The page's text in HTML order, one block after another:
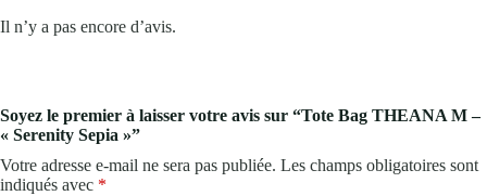
Il n’y a pas encore d’avis.
Soyez le premier à laisser votre avis sur “Tote Bag THEANA M –
« Serenity Sepia »”
Votre adresse e-mail ne sera pas publiée. Les champs obligatoires sont
indiqués avec *